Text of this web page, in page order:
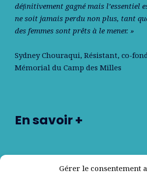
Gérer le consentement
déﬁnitivement gagné mais l’essentiel
ne soit jamais perdu non plus, tant
des femmes sont prêts à le mener. »
Sydney Chouraqui, Résistant, co-
Mémorial du Camp des Milles
En savoir +